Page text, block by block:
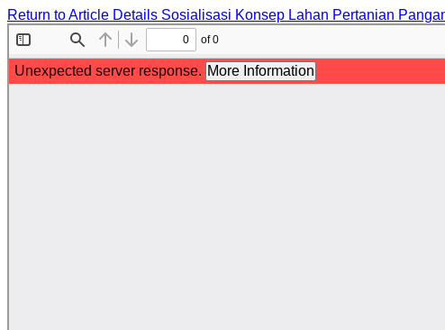
Return to Article Details Sosialisasi Konsep Lahan Pertanian